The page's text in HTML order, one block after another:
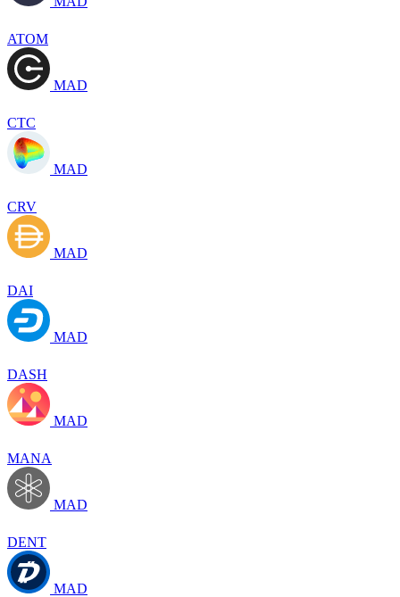
ATOM
MAD
CTC
MAD
CRV
MAD
DAI
MAD
DASH
MAD
MANA
MAD
DENT
MAD